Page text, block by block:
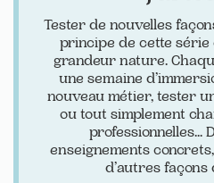
Tester de nouvelles
principe de cette
grandeur nature.
une semaine
nouveau métier, tester
ou tout simplement
professionnelles...
enseignements
d’autres